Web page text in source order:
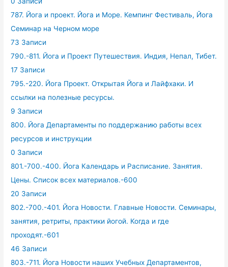
787. Йога и проект. Йога и Море. Кемпинг Фестиваль, Йога
Семинар на Черном море
73 Записи
790.-811. Йога и Проект Путешествия. Индия, Непал, Тибет.
17 Записи
795.-220. Йога Проект. Открытая Йога и Лайфхаки. И
ссылки на полезные ресурсы.
9 Записи
800. Йога Департаменты по поддержанию работы всех
ресурсов и инструкции
0 Записи
801.-700.-400. Йога Календарь и Расписание. Занятия.
Цены. Список всех материалов.-600
20 Записи
802.-700.-401. Йога Новости. Главные Новости. Семинары,
занятия, ретриты, практики йогой. Когда и где
проходят.-601
46 Записи
803.-711. Йога Новости наших Учебных Департаментов,